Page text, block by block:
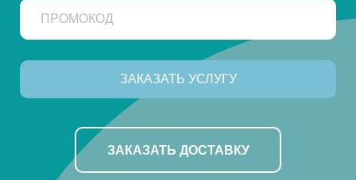
ЗАКАЗАТЬ ДОСТАВКУ